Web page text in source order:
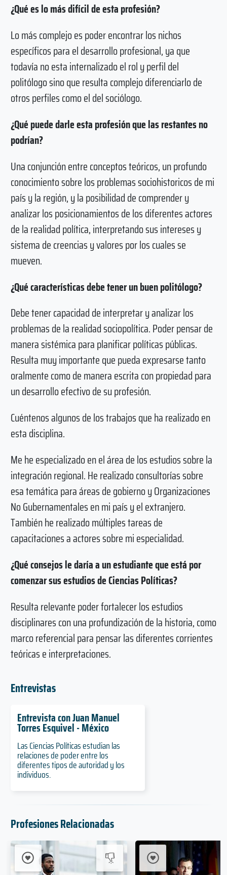
¿Qué es lo más difícil de esta profesión?
Lo más complejo es poder encontrar los nichos
específicos para el desarrollo profesional, ya que
todavía no esta internalizado el rol y perfil del
politólogo sino que resulta complejo diferenciarlo de
otros perfiles como el del sociólogo.
¿Qué puede darle esta profesión que las restantes no
podrían?
Una conjunción entre conceptos teóricos, un profundo
conocimiento sobre los problemas sociohistoricos de mi
país y la región, y la posibilidad de comprender y
analizar los posicionamientos de los diferentes actores
de la realidad política, interpretando sus intereses y
sistema de creencias y valores por los cuales se
mueven.
¿Qué características debe tener un buen politólogo?
Debe tener capacidad de interpretar y analizar los
problemas de la realidad sociopolítica. Poder pensar de
manera sistémica para planificar políticas públicas.
Resulta muy importante que pueda expresarse tanto
oralmente como de manera escrita con propiedad para
un desarrollo efectivo de su profesión.
Cuéntenos algunos de los trabajos que ha realizado en
esta disciplina.
Me he especializado en el área de los estudios sobre la
integración regional. He realizado consultorías sobre
esa temática para áreas de gobierno y Organizaciones
No Gubernamentales en mi país y el extranjero.
También he realizado múltiples tareas de
capacitaciones a actores sobre mi especialidad.
¿Qué consejos le daría a un estudiante que está por
comenzar sus estudios de Ciencias Políticas?
Resulta relevante poder fortalecer los estudios
disciplinares con una profundización de la historia, como
marco referencial para pensar las diferentes corrientes
teóricas e interpretaciones.
Entrevistas
Entrevista con Juan Manuel
Torres Esquivel - México
Las Ciencias Políticas estudian las
relaciones de poder entre los
diferentes tipos de autoridad y los
individuos.
Profesiones Relacionadas